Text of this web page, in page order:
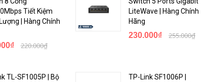
cấu hình và quản lý mạng trở nên đơn giản hơn bao giờ hết.
VLANs đến theo dõi băng thông.
Tiết Kiệm
| Hàng Chính
220.000₫
LiteWave | Hàng Chính
Hãng
230.000₫ 255.000₫
TL-SF1005P | Bộ
TP-Link SF1006P |